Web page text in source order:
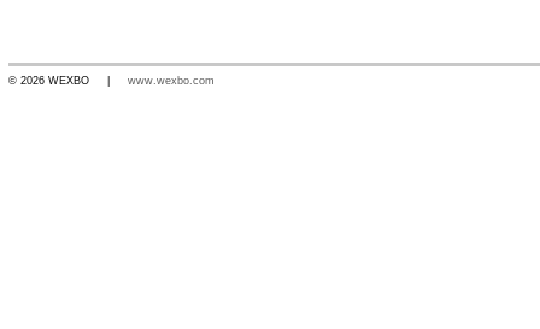
© 2026 WEXBO | www.wexbo.com